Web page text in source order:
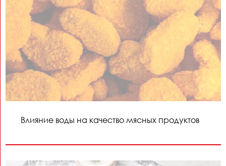
Влияние воды на качество мясных продуктов